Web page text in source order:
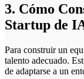
3. Cómo
Startup de
Para construir un
talento adecuado.
de adaptarse a un